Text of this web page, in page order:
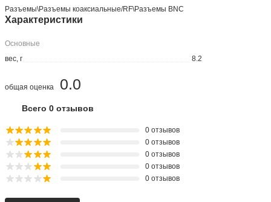
Разъeмы\Разъeмы коаксиальные/RF\Разъeмы BNC
Характеристики
Основные
вес, г
8.2
0.0
общая оценка
Всего 0 отзывов
0 отзывов
0 отзывов
0 отзывов
0 отзывов
0 отзывов